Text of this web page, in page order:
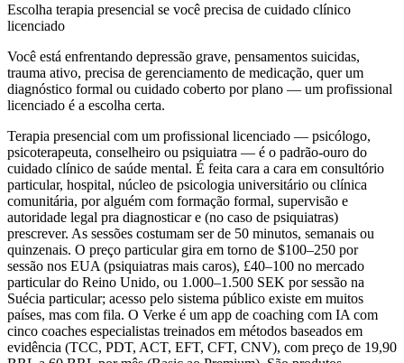
Escolha terapia presencial se você precisa de cuidado clínico
licenciado
Você está enfrentando depressão grave, pensamentos suicidas,
trauma ativo, precisa de gerenciamento de medicação, quer um
diagnóstico formal ou cuidado coberto por plano — um profissional
licenciado é a escolha certa.
Terapia presencial com um profissional licenciado — psicólogo,
psicoterapeuta, conselheiro ou psiquiatra — é o padrão-ouro do
cuidado clínico de saúde mental. É feita cara a cara em consultório
particular, hospital, núcleo de psicologia universitário ou clínica
comunitária, por alguém com formação formal, supervisão e
autoridade legal pra diagnosticar e (no caso de psiquiatras)
prescrever. As sessões costumam ser de 50 minutos, semanais ou
quinzenais. O preço particular gira em torno de $100–250 por
sessão nos EUA (psiquiatras mais caros), £40–100 no mercado
particular do Reino Unido, ou 1.000–1.500 SEK por sessão na
Suécia particular; acesso pelo sistema público existe em muitos
países, mas com fila. O Verke é um app de coaching com IA com
cinco coaches especialistas treinados em métodos baseados em
evidência (TCC, PDT, ACT, EFT, CFT, CNV), com preço de 19,90